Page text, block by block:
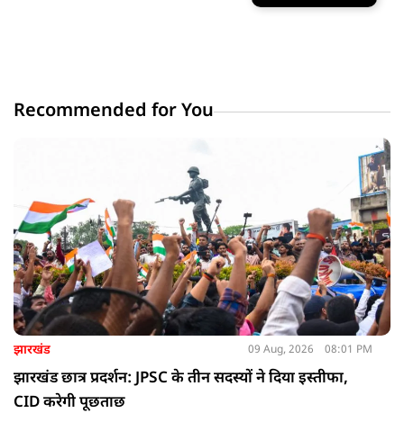
Recommended for You
झारखंड 09 Aug, 2026 08:01 PM
झारखंड छात्र प्रदर्शन: JPSC के तीन सदस्यों ने दिया इस्तीफा,
CID करेगी पूछताछ